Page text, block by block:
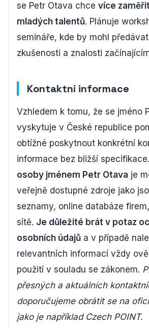
se Petr Otava chce více
mladých talentů. Plánuje
semináře, kde by mohl
zkušenosti a znalosti
Kontaktní informace
Vzhledem k tomu, že se jméno
vyskytuje v České republice
obtížné poskytnout konkrétní
informace bez bližší specifikace.
osoby jménem Petr Otava je
veřejně dostupné zdroje jako
seznamy, online databáze
sítě. Je důležité brát v potaz
osobních údajů a v případě
relevantních informací vždy
použití v souladu se zákonem.
přesných a aktuálních
doporučujeme obrátit se na
jako je například Czech POINT.